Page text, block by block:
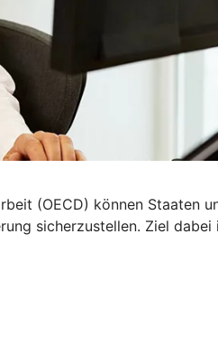
(OECD) können Staaten
sicherzustellen. Ziel